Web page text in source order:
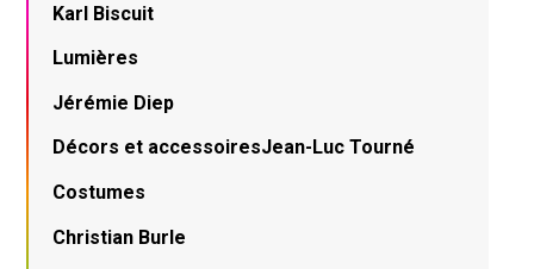
Karl Biscuit
Lumières
Jérémie Diep
Décors et accessoiresJean-Luc Tourné
Costumes
Christian Burle